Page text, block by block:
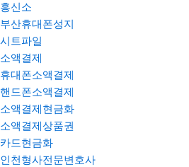
흥신소
부산휴대폰성지
시트파일
소액결제
휴대폰소액결제
핸드폰소액결제
소액결제현금화
소액결제상품권
카드현금화
인천형사전문변호사